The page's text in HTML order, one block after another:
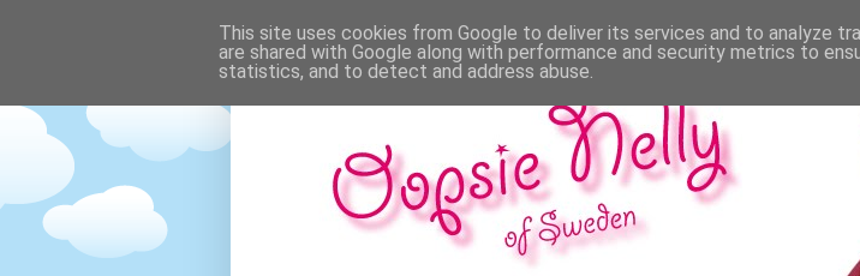
This site uses cookies from Google to deliver its services and to analyze
are shared with Google along with performance and security metrics to
statistics, and to detect and address abuse.